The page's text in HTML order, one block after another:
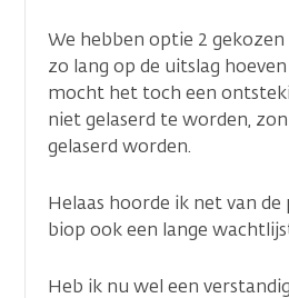
We hebben optie 2
zo lang op de uitslag
mocht het toch een
niet gelaserd te worden,
gelaserd worden.
Helaas hoorde ik net van
biop ook een lange
Heb ik nu wel een